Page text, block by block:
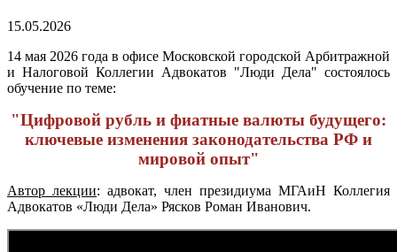
15.05.2026
14 мая 2026 года в офисе Московской городской Арбитражной
и Налоговой Коллегии Адвокатов "Люди Дела" состоялось
обучение по теме:
"Цифровой рубль и фиатные валюты будущего:
ключевые изменения законодательства РФ и
мировой опыт"
Автор лекции: адвокат, член президиума МГАиН Коллегия
Адвокатов «Люди Дела» Рясков Роман Иванович.